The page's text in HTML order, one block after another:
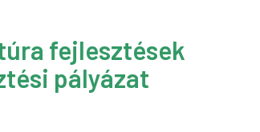
fejlesztések
pályázat